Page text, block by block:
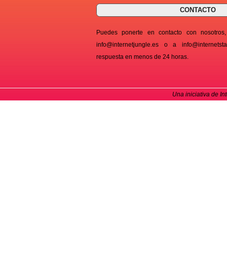
CONTACTO
Puedes ponerte en contacto con
info@internetjungle.es o a
respuesta en menos de 24 horas.
Una iniciativa de